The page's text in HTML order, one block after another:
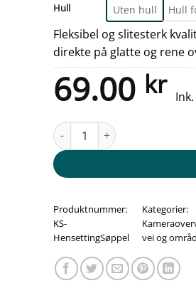
Hull Uten hull Hull
Fleksibel og slitesterk
direkte på glatte og rene
69.00 kr
Området er videoovervåket -
Produktnummer:
KS-
HensettingSøppel
Kategorier:
vei og